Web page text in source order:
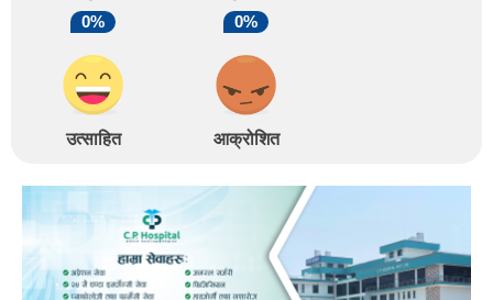
0%
उत्साहित
0%
आक्रोशित